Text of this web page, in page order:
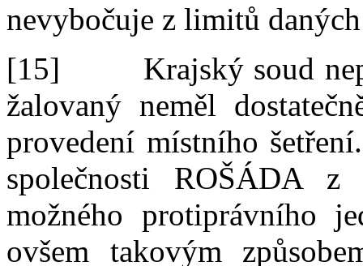
nevybočuje z limitů
[15]
Krajský soud
žalovaný neměl
provedení místního
společnosti ROŠÁDA
možného protiprávního
ovšem takovým